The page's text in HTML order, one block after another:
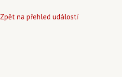
Zpět na přehled událostí